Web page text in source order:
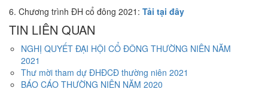
6. Chương trình ĐH cổ đông 2021: Tải tại đây
TIN LIÊN QUAN
NGHỊ QUYẾT ĐẠI HỘI CỔ ĐÔNG THƯỜNG NIÊN NĂM
2021
Thư mời tham dự ĐHĐCĐ thường niên 2021
BÁO CÁO THƯỜNG NIÊN NĂM 2020